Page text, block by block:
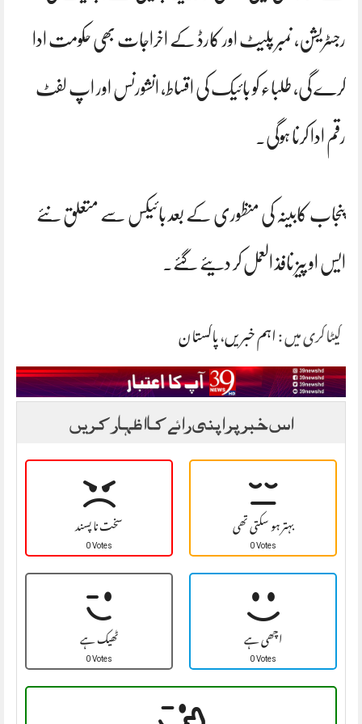
رجسٹریشن، نمبر پلیٹ اور کارڈ کے اخراجات بھی حکومت ادا
کرے گی، طلباء کو بائیک کی اقساط، انشورنس اور اپ لفٹ
رقم ادا کرنا ہوگی۔
پنجاب کابینہ کی منظوری کے بعد بائیکس سے متعلق نئے
ایس او پیز نافذ العمل کر دیئے گئے۔
کیٹاگری میں :اہم خبریں،پاکستان
اس خبر پر اپنی رائے کا اظہار کریں
سخت نا پسند
0 Votes بہتر ہو سکتی تھی
0 Votes
ٹھیک ہے
0 Votes اچھی ہے
0 Votes